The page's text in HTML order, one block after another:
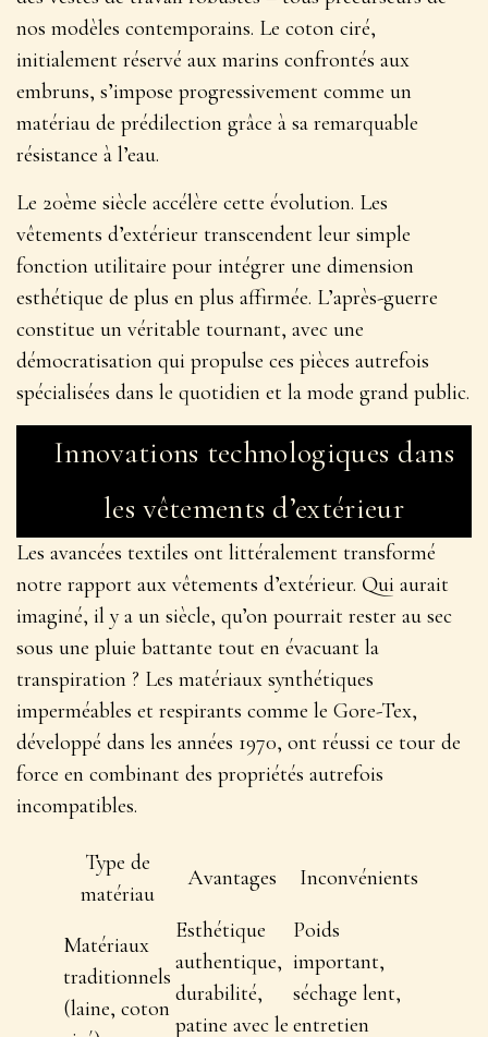
nos modèles contemporains. Le coton ciré,
initialement réservé aux marins confrontés aux
embruns, s’impose progressivement comme un
matériau de prédilection grâce à sa remarquable
résistance à l’eau.
Le 20ème siècle accélère cette évolution. Les
vêtements d’extérieur transcendent leur simple
fonction utilitaire pour intégrer une dimension
esthétique de plus en plus affirmée. L’après-guerre
constitue un véritable tournant, avec une
démocratisation qui propulse ces pièces autrefois
spécialisées dans le quotidien et la mode grand public.
Innovations technologiques dans
les vêtements d’extérieur
Les avancées textiles ont littéralement transformé
notre rapport aux vêtements d’extérieur. Qui aurait
imaginé, il y a un siècle, qu’on pourrait rester au sec
sous une pluie battante tout en évacuant la
transpiration ? Les matériaux synthétiques
imperméables et respirants comme le Gore-Tex,
développé dans les années 1970, ont réussi ce tour de
force en combinant des propriétés autrefois
incompatibles.
Type de
matériau
Avantages Inconvénients
Matériaux
traditionnels
(laine, coton
Esthétique
authentique,
durabilité,
patine avec le
Poids
important,
séchage lent,
entretien